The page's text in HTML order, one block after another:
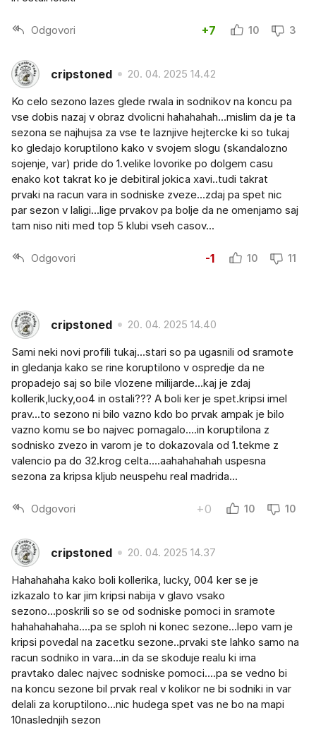
Odgovori +7 10 3
cripstoned 20. 04. 2025 14.42
Ko celo sezono lazes glede rwala in sodnikov na koncu pa
vse dobis nazaj v obraz dvolicni hahahahah...mislim da je ta
sezona se najhujsa za vse te laznjive hejtercke ki so tukaj
ko gledajo koruptilono kako v svojem slogu (skandalozno
sojenje, var) pride do 1.velike lovorike po dolgem casu
enako kot takrat ko je debitiral jokica xavi..tudi takrat
prvaki na racun vara in sodniske zveze...zdaj pa spet nic
par sezon v laligi...lige prvakov pa bolje da ne omenjamo saj
tam niso niti med top 5 klubi vseh casov...
Odgovori -1 10 11
cripstoned 20. 04. 2025 14.40
Sami neki novi profili tukaj...stari so pa ugasnili od sramote
in gledanja kako se rine koruptilono v ospredje da ne
propadejo saj so bile vlozene milijarde...kaj je zdaj
kollerik,lucky,oo4 in ostali??? A boli ker je spet.kripsi imel
prav...to sezono ni bilo vazno kdo bo prvak ampak je bilo
vazno komu se bo najvec pomagalo....in koruptilona z
sodnisko zvezo in varom je to dokazovala od 1.tekme z
valencio pa do 32.krog celta....aahahahahah uspesna
sezona za kripsa kljub neuspehu real madrida...
Odgovori +0 10 10
cripstoned 20. 04. 2025 14.37
Hahahahaha kako boli kollerika, lucky, 004 ker se je
izkazalo to kar jim kripsi nabija v glavo vsako
sezono...poskrili so se od sodniske pomoci in sramote
hahahahahaha....pa se sploh ni konec sezone...lepo vam je
kripsi povedal na zacetku sezone..prvaki ste lahko samo na
racun sodniko in vara...in da se skoduje realu ki ima
pravtako dalec najvec sodniske pomoci....pa se vedno bi
na koncu sezone bil prvak real v kolikor ne bi sodniki in var
delali za koruptilono...nic hudega spet vas ne bo na mapi
10naslednjih sezon